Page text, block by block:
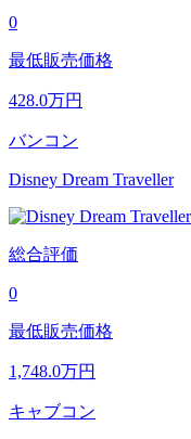
0
最低販売価格
428.0万円
バンコン
Disney Dream Traveller
総合評価
0
最低販売価格
1,748.0万円
キャブコン